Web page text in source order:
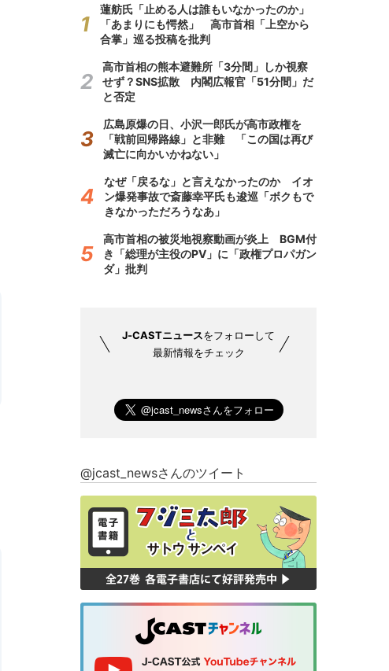
蓮舫氏「止める人は誰もいなかったのか」
「あまりにも愕然」 高市首相「上空から
合掌」巡る投稿を批判
高市首相の熊本避難所「3分間」しか視察
せず？SNS拡散 内閣広報官「51分間」だ
と否定
広島原爆の日、小沢一郎氏が高市政権を
「戦前回帰路線」と非難 「この国は再び
滅亡に向かいかねない」
なぜ「戻るな」と言えなかったのか イオ
ン爆発事故で斎藤幸平氏も逡巡「ボクもで
きなかっただろうなあ」
高市首相の被災地視察動画が炎上 BGM付
き「総理が主役のPV」に「政権プロパガン
ダ」批判
J-CASTニュースをフォローして
最新情報をチェック
@jcast_newsさんのツイート